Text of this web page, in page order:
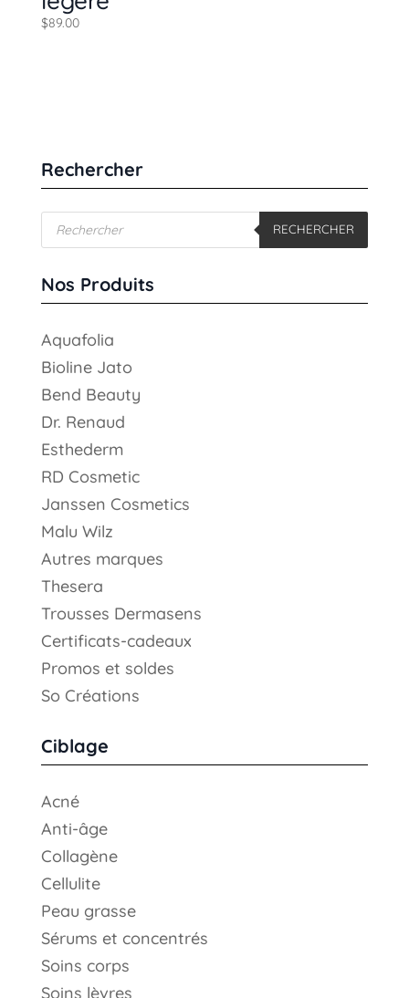
$89.00
Rechercher
Recherche
de
produits
RECHERCHER
Nos Produits
Aquafolia
Bioline Jato
Bend Beauty
Dr. Renaud
Esthederm
RD Cosmetic
Janssen Cosmetics
Malu Wilz
Autres marques
Thesera
Trousses Dermasens
Certificats-cadeaux
Promos et soldes
So Créations
Ciblage
Acné
Anti-âge
Collagène
Cellulite
Peau grasse
Sérums et concentrés
Soins corps
Soins lèvres